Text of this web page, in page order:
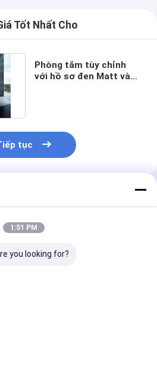
Tốt Nhất Cho
Phòng tắm tùy chỉnh
với hồ sơ đen Matt và
tục
1:51 PM
you looking for?